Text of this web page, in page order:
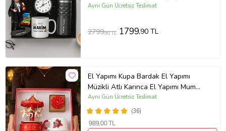
Ve Masa Saati Hediye Seti - [Kopya
Aynı Gün Ücretsiz Teslimat
2799,90 TL 1799,90 TL
El Yapımı Kupa Bardak El Yapımı
Müzikli Atlı Karınca El Yapımı Mum
AYN34
(36)
Aynı Gün Ücretsiz Teslimat
989,00 TL